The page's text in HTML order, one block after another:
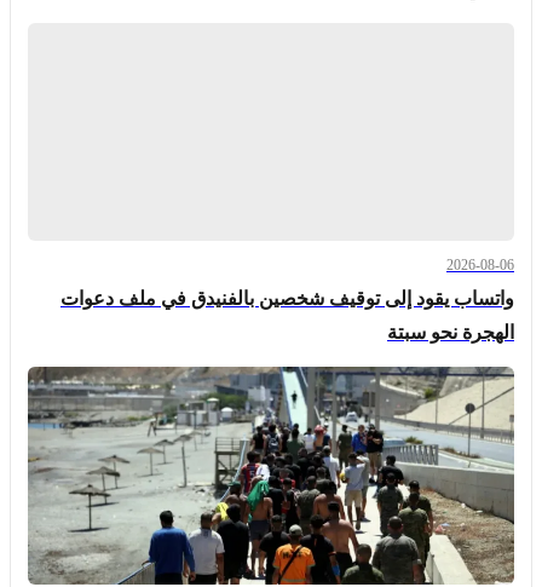
2026-08-06
واتساب يقود إلى توقيف شخصين بالفنيدق في ملف دعوات
الهجرة نحو سبتة